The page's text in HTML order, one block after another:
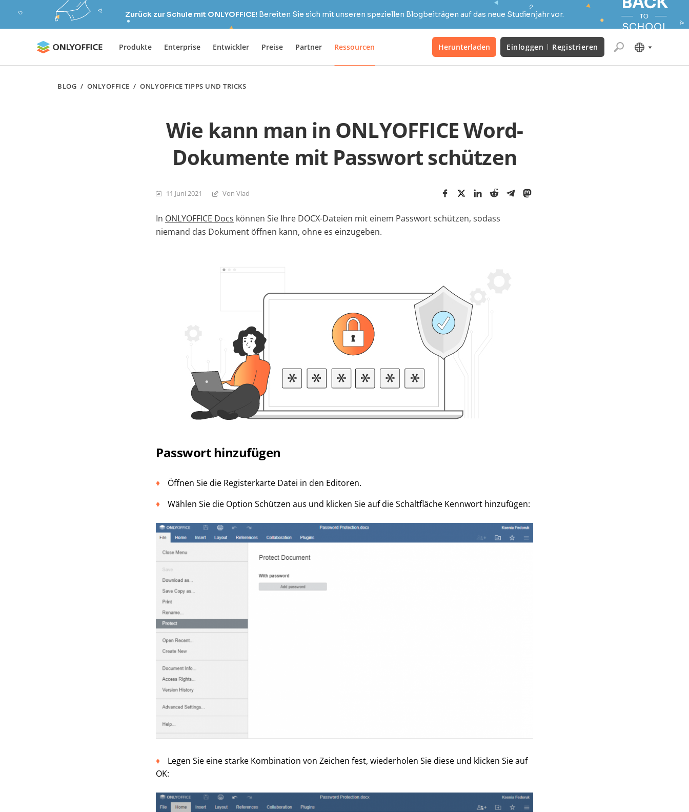
Zurück zur Schule mit ONLYOFFICE! Bereiten Sie sich mit unseren speziellen Blogbeiträgen auf das neue Studienjahr vor.
Produkte Enterprise Entwickler Preise Partner Ressourcen Herunterladen Einloggen Registrieren
BLOG / ONLYOFFICE /ONLYOFFICE TIPPS UND TRICKS
Wie kann man in ONLYOFFICE Word-
Dokumente mit Passwort schützen
11 Juni 2021 Von Vlad
In ONLYOFFICE Docs können Sie Ihre DOCX-Dateien mit einem Passwort schützen, sodass
niemand das Dokument öffnen kann, ohne es einzugeben.
Passwort hinzufügen
Öffnen Sie die Registerkarte Datei in den Editoren.
Wählen Sie die Option Schützen aus und klicken Sie auf die Schaltfläche Kennwort hinzufügen:
Legen Sie eine starke Kombination von Zeichen fest, wiederholen Sie diese und klicken Sie auf
OK: